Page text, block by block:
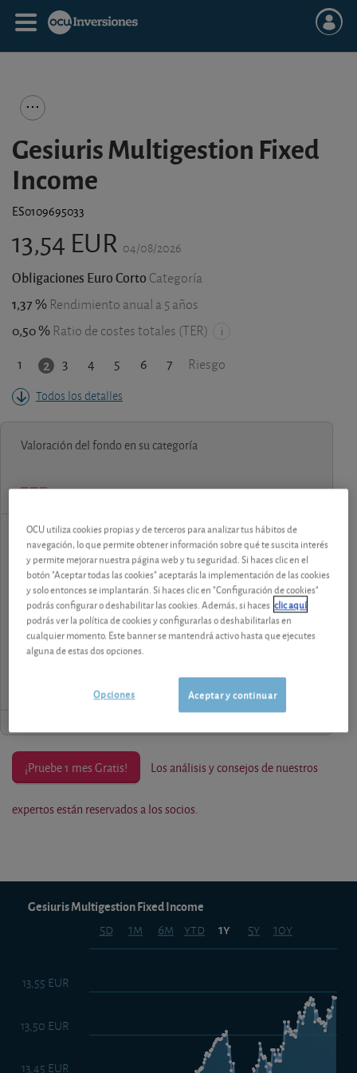
Gesiuris Multigestion Fixed
Income
ES0109695033
13,54 EUR 04/08/2026
Obligaciones Euro Corto Categoría
1,37 % Rendimiento anual a 5 años
0,50 % Ratio de costes totales (TER)
1 2 3 4 5 6 7 Riesgo
Todos los detalles
Valoración del fondo en su categoría
contenido premium
Los análisis y consejos de nuestros expertos están
reservados a los socios.
¡Pruebe 1 mes Gratis!
¡Pruebe 1 mes Gratis! Los análisis y consejos de nuestros
expertos están reservados a los socios.
5d 1m 6m ytd 1y 5y 10y
Gesiuris Multigestion Fixed Income
13,45 EUR
13,50 EUR
13,55 EUR
OCU utiliza cookies propias y de terceros para analizar tus hábitos de
navegación, lo que permite obtener información sobre qué te suscita interés
y permite mejorar nuestra página web y tu seguridad. Si haces clic en el
botón "Aceptar todas las cookies" aceptarás la implementación de las cookies
y solo entonces se implantarán. Si haces clic en "Configuración de cookies"
podrás configurar o deshabilitar las cookies. Además, si haces clic aquí
podrás ver la política de cookies y configurarlas o deshabilitarlas en
cualquier momento. Este banner se mantendrá activo hasta que ejecutes
alguna de estas dos opciones.
Aceptar y continuar
Opciones